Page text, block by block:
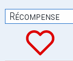
Récompense